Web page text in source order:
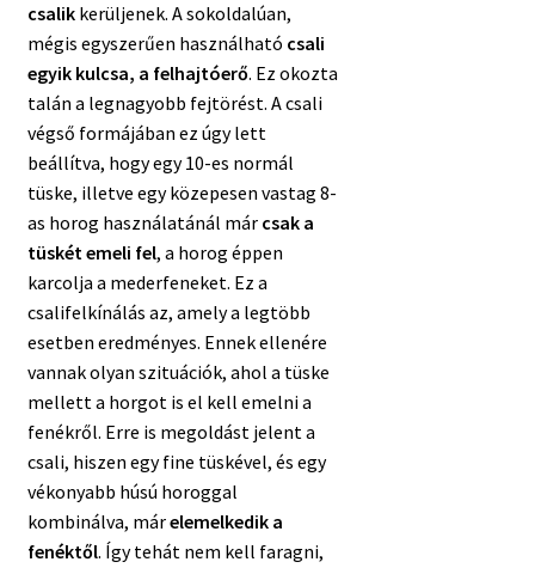
csalikkerüljenek. A sokoldalúan,
mégis egyszerűen használható csali
egyik kulcsa, a felhajtóerő. Ez okozta
talán a legnagyobb fejtörést. A csali
végső formájában ez úgy lett
beállítva, hogy egy 10-es normál
tüske, illetve egy közepesen vastag 8-
as horog használatánál már csak a
tüskét emeli fel, a horog éppen
karcolja a mederfeneket. Ez a
csalifelkínálás az, amely a legtöbb
esetben eredményes. Ennek ellenére
vannak olyan szituációk, ahol a tüske
mellett a horgot is el kell emelni a
fenékről. Erre is megoldást jelent a
csali, hiszen egy fine tüskével, és egy
vékonyabb húsú horoggal
kombinálva, márelemelkedik a
fenéktől. Így tehát nem kell faragni,